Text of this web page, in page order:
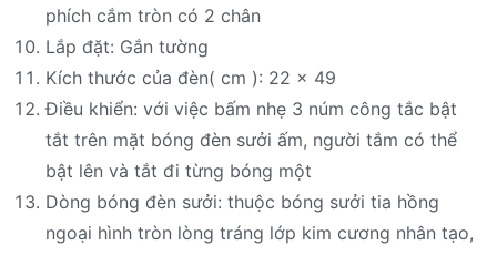
phích cắm tròn có 2 chân
Lắp đặt: Gắn tường
Kích thước của đèn( cm ): 22 x 49
Điều khiển: với việc bấm nhẹ 3 núm công tắc bật
tắt trên mặt bóng đèn sưởi ấm, người tắm có thể
bật lên và tắt đi từng bóng một
Dòng bóng đèn sưởi: thuộc bóng sưởi tia hồng
ngoại hình tròn lòng tráng lớp kim cương nhân tạo,